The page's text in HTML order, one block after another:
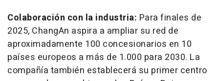
Colaboración con la industria: Para finales de
2025, ChangAn aspira a ampliar su red de
aproximadamente 100 concesionarios en 10
países europeos a más de 1.000 para 2030. La
compañía también establecerá su primer centro